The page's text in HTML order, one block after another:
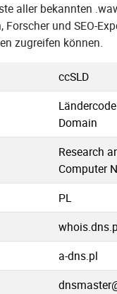
aller bekannten
Forscher und SEO-
zugreifen können.
ccSLD
Domain
Research
Computer
PL
a-dns.pl